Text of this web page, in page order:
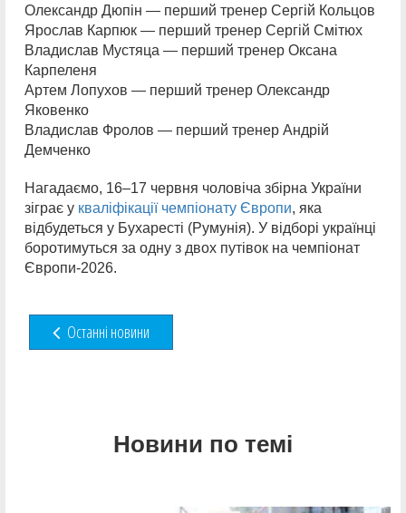
Олександр Дюпін — перший тренер Сергій Кольцов
Ярослав Карпюк — перший тренер Сергій Смітюх
Владислав Мустяца — перший тренер Оксана
Карпеленя
Артем Лопухов — перший тренер Олександр
Яковенко
Владислав Фролов — перший тренер Андрій
Демченко
Нагадаємо, 16–17 червня чоловіча збірна України
зіграє у кваліфікації чемпіонату Європи, яка
відбудеться у Бухаресті (Румунія). У відборі українці
боротимуться за одну з двох путівок на чемпіонат
Європи-2026.
Останні новини
Новини по темі